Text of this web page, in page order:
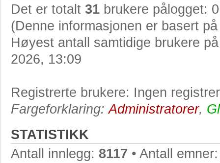
Det er totalt 31 brukere pålogget:
(Denne informasjonen er basert
Høyest antall samtidige brukere
2026, 13:09
Registrerte brukere: Ingen
Fargeforklaring:Administratorer,
STATISTIKK
Antall innlegg: 8117 • Antall